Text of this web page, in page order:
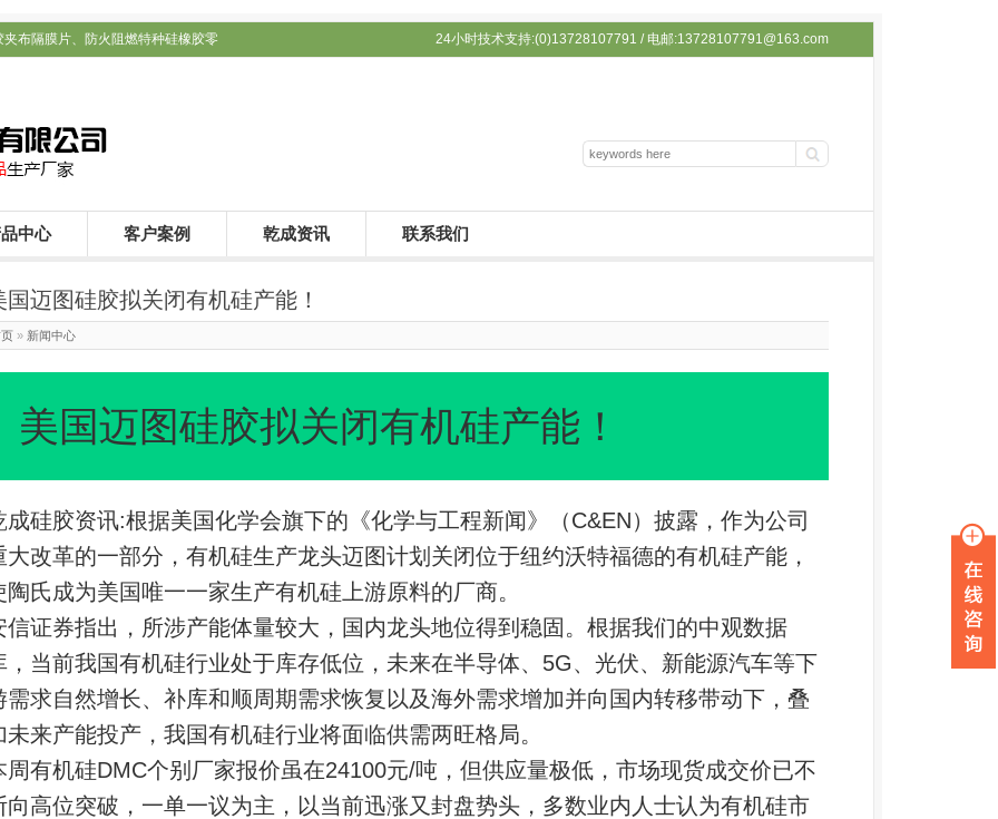
布隔膜片、防火阻燃特种硅橡胶零 24小时技术支持:(0)13728107791 / 电邮:13728107791@163.com
中心 客户案例 乾成资讯 联系我们
国迈图硅胶拟关闭有机硅产能！
» 新闻中心
美国迈图硅胶拟关闭有机硅产能！
成硅胶资讯:根据美国化学会旗下的《化学与工程新闻》（C&EN）披露，作为公司
大改革的一部分，有机硅生产龙头迈图计划关闭位于纽约沃特福德的有机硅产能，
陶氏成为美国唯一一家生产有机硅上游原料的厂商。
信证券指出，所涉产能体量较大，国内龙头地位得到稳固。根据我们的中观数据
，当前我国有机硅行业处于库存低位，未来在半导体、5G、光伏、新能源汽车等下
需求自然增长、补库和顺周期需求恢复以及海外需求增加并向国内转移带动下，叠
未来产能投产，我国有机硅行业将面临供需两旺格局。
周有机硅DMC个别厂家报价虽在24100元/吨，但供应量极低，市场现货成交价已不
向高位突破，一单一议为主，以当前迅涨又封盘势头，多数业内人士认为有机硅市